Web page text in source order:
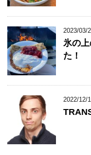
2023/03/
氷の
た！
2022/12/